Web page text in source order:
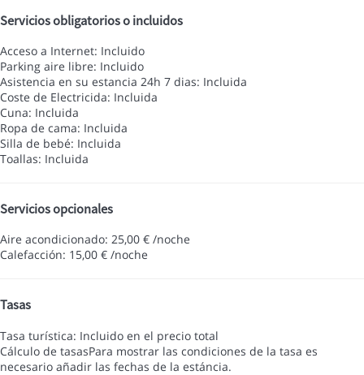
Servicios obligatorios o incluidos
Acceso a Internet: Incluido
Parking aire libre: Incluido
Asistencia en su estancia 24h 7 dias: Incluida
Coste de Electricida: Incluida
Cuna: Incluida
Ropa de cama: Incluida
Silla de bebé: Incluida
Toallas: Incluida
Servicios opcionales
Aire acondicionado: 25,00 € /noche
Calefacción: 15,00 € /noche
Tasas
Tasa turística: Incluido en el precio total
Cálculo de tasasPara mostrar las condiciones de la tasa es
necesario añadir las fechas de la estáncia.